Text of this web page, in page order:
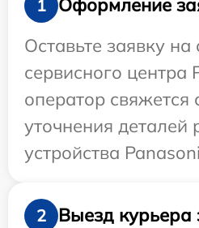
1
Оформление
Оставьте заявку на
сервисного
оператор свяжется
уточнения
устройства
2
Выезд курьера